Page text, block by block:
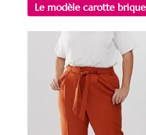
Le modèle carotte brique